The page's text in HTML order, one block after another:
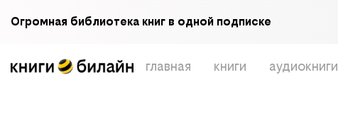
Огромная библиотека книг в одной подписке
главная книги аудиокниги